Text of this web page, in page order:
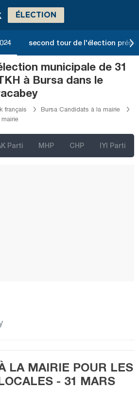
ÉLECTION
second tour de l'élection
municipale de 31
à Bursa dans le
français
Bursa Candidats à la mairie
Parti MHP CHP IYI Parti
LA MAIRIE POUR LES
- 31 MARS